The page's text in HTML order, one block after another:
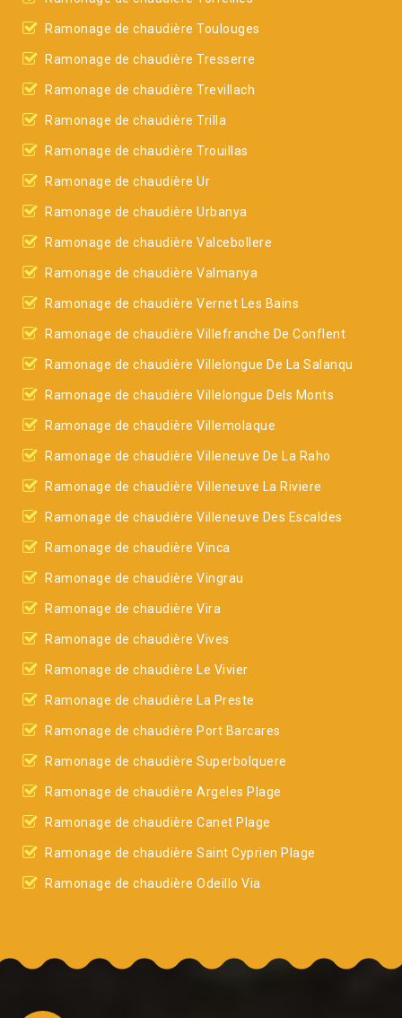
Ramonage de chaudière Toulouges
Ramonage de chaudière Tresserre
Ramonage de chaudière Trevillach
Ramonage de chaudière Trilla
Ramonage de chaudière Trouillas
Ramonage de chaudière Ur
Ramonage de chaudière Urbanya
Ramonage de chaudière Valcebollere
Ramonage de chaudière Valmanya
Ramonage de chaudière Vernet Les Bains
Ramonage de chaudière Villefranche De Conflent
Ramonage de chaudière Villelongue De La Salanqu
Ramonage de chaudière Villelongue Dels Monts
Ramonage de chaudière Villemolaque
Ramonage de chaudière Villeneuve De La Raho
Ramonage de chaudière Villeneuve La Riviere
Ramonage de chaudière Villeneuve Des Escaldes
Ramonage de chaudière Vinca
Ramonage de chaudière Vingrau
Ramonage de chaudière Vira
Ramonage de chaudière Vives
Ramonage de chaudière Le Vivier
Ramonage de chaudière La Preste
Ramonage de chaudière Port Barcares
Ramonage de chaudière Superbolquere
Ramonage de chaudière Argeles Plage
Ramonage de chaudière Canet Plage
Ramonage de chaudière Saint Cyprien Plage
Ramonage de chaudière Odeillo Via